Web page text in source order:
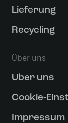
Lieferung
Recycling
Über uns
Uber uns
Cookie-
Impressum